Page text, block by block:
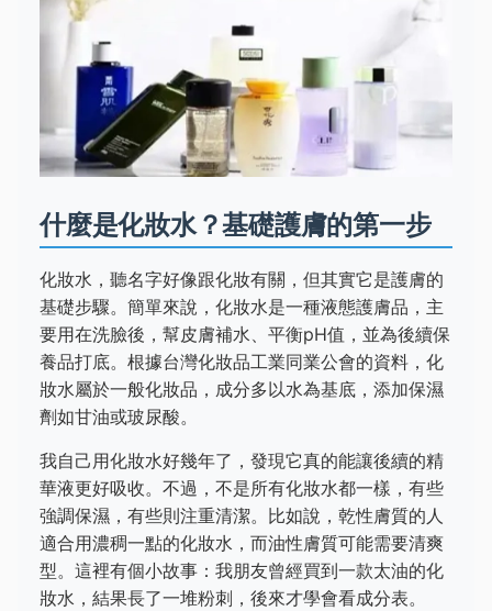
什麼是化妝水？基礎護膚的第一步
化妝水，聽名字好像跟化妝有關，但其實它是護膚的
基礎步驟。簡單來說，化妝水是一種液態護膚品，主
要用在洗臉後，幫皮膚補水、平衡pH值，並為後續保
養品打底。根據台灣化妝品工業同業公會的資料，化
妝水屬於一般化妝品，成分多以水為基底，添加保濕
劑如甘油或玻尿酸。
我自己用化妝水好幾年了，發現它真的能讓後續的精
華液更好吸收。不過，不是所有化妝水都一樣，有些
強調保濕，有些則注重清潔。比如說，乾性膚質的人
適合用濃稠一點的化妝水，而油性膚質可能需要清爽
型。這裡有個小故事：我朋友曾經買到一款太油的化
妝水，結果長了一堆粉刺，後來才學會看成分表。